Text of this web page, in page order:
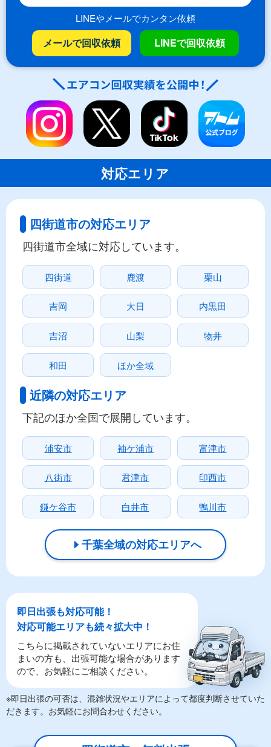
LINEやメールでカンタン依頼
メールで回収依頼 LINEで回収依頼
対応エリア
四街道市の対応エリア
四街道市全域に対応しています。
四街道 鹿渡 栗山
吉岡 大日 内黒田
吉沼 山梨 物井
和田 ほか全域
近隣の対応エリア
下記のほか全国で展開しています。
浦安市 袖ケ浦市 富津市
八街市 君津市 印西市
鎌ケ谷市 白井市 鴨川市
千葉全域の対応エリアへ
即日出張も対応可能！
対応可能エリアも続々拡大中！
こちらに掲載されていないエリアにお住
まいの方も、出張可能な場合があります
ので、お気軽にご相談ください。
※即日出張の可否は、混雑状況やエリアによって都度判断させていた
だきます。お気軽にお問合わせください。